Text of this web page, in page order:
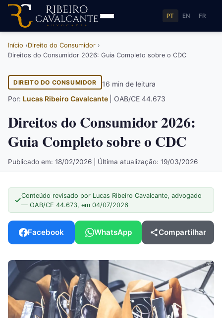
PT EN FR
Início
Direito do Consumidor
Direitos do Consumidor 2026: Guia Completo sobre o CDC
DIREITO DO CONSUMIDOR
16 min de leitura
Por: Lucas Ribeiro Cavalcante | OAB/CE 44.673
Direitos do Consumidor 2026:
Guia Completo sobre o CDC
Publicado em: 18/02/2026 | Última atualização: 19/03/2026
Conteúdo revisado por Lucas Ribeiro Cavalcante, advogado
— OAB/CE 44.673, em 04/07/2026
Facebook WhatsApp Compartilhar